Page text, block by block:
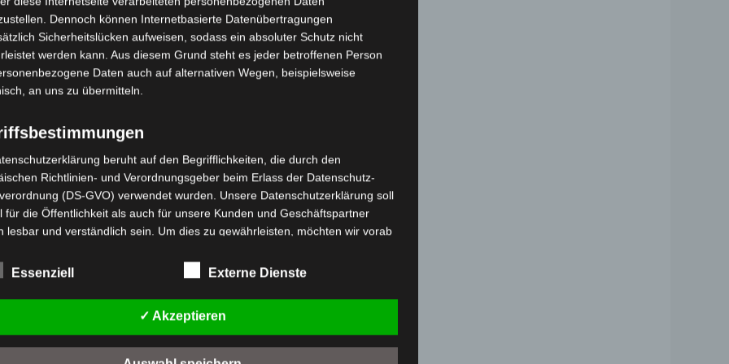
Versand
VOLT
IN DEN WARENKORB
Kostenloser Versand
CARGO VOLT HINTERES
STOSSÄMPFERSET
Bewertet
mit
von
5
199,00€ *
CARGO VOLT
Dennoch können Internetbasierte Datenübertragungen
Sicherheitslücken aufweisen, sodass ein absoluter Schutz nicht
werden kann. Aus diesem Grund steht es jeder betroffenen Person
Daten auch auf alternativen Wegen, beispielsweise
an uns zu übermitteln.
beruht auf den Begrifflichkeiten, die durch den
Richtlinien- und Verordnungsgeber beim Erlass der Datenschutz-
(DS-GVO) verwendet wurden. Unsere Datenschutzerklärung soll
für die Öffentlichkeit als auch für unsere Kunden und Geschäftspartner
lesbar und verständlich sein. Um dies zu gewährleisten, möchten wir vorab
in dieser Datenschutzerklärung unter anderem die folgenden
a) personenbezogene Daten
Personenbezogene Daten sind alle Informationen, die sich auf eine
Essenziell Externe Dienste
✓ Akzeptieren